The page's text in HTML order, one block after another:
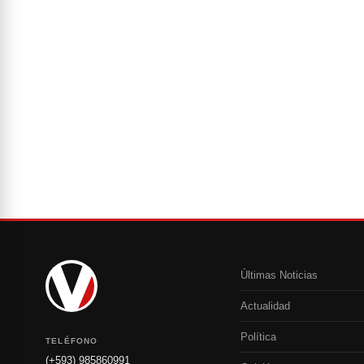
TELÉFONO
(+593) 985860991
Últimas Noticias
Actualidad
Política